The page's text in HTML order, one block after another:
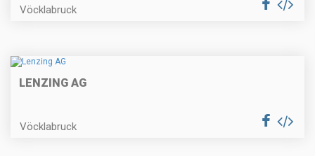
Vöcklabruck
LENZING AG
Vöcklabruck